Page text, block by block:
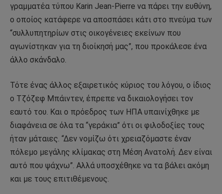
γραμματέα τύπου Karin Jean-Pierre να πάρει την ευθύνη,
ο οποίος κατάφερε να αποσπάσει κάτι στο πνεύμα των
“συλλυπητηρίων στις οικογένειες εκείνων που
αγωνίστηκαν για τη διοίκησή μας”, που προκάλεσε ένα
άλλο σκάνδαλο.
Τότε ένας άλλος εξαιρετικός κύριος του λόγου, ο ίδιος
ο Τζόζεφ Μπάιντεν, έπρεπε να δικαιολογήσει τον
εαυτό του. Και ο πρόεδρος των ΗΠΑ υπαινίχθηκε με
διαφάνεια σε όλα τα “γεράκια” ότι οι φιλοδοξίες τους
ήταν μάταιες. “Δεν νομίζω ότι χρειαζόμαστε έναν
πόλεμο μεγάλης κλίμακας στη Μέση Ανατολή. Δεν είναι
αυτό που ψάχνω”. Αλλά υποσχέθηκε να τα βάλει ακόμη
και με τους επιτιθέμενους.